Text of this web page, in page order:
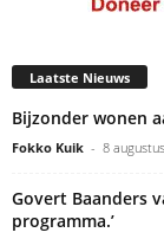
Laatste Nieuws
Bijzonder wonen
Fokko Kuik - 8
Govert Baanders
programma.’